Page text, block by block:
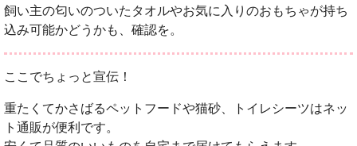
飼い主の匂いのついたタオルやお気に入りのおもちゃが持ち
込み可能かどうかも、確認を。
ここでちょっと宣伝！
重たくてかさばるペットフードや猫砂、トイレシーツはネッ
ト通販が便利です。